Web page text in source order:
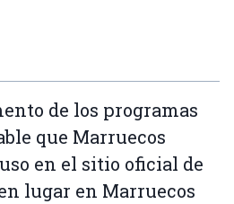
de los programas
que Marruecos
en el sitio oficial de
lugar en Marruecos